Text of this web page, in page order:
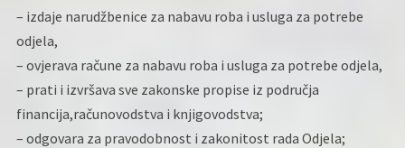
– izdaje narudžbenice za nabavu roba i usluga za potrebe
odjela,
– ovjerava račune za nabavu roba i usluga za potrebe odjela,
– prati i izvršava sve zakonske propise iz područja
financija,računovodstva i knjigovodstva;
– odgovara za pravodobnost i zakonitost rada Odjela;